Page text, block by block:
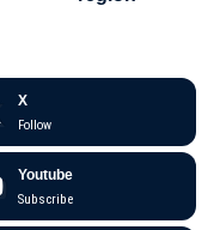
X
Follow
Youtube
Subscribe